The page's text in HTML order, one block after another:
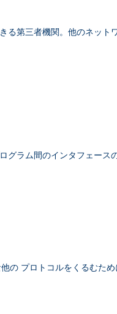
第三者機関。他のネッ
ラム間のインタフェース
の プロトコルをくるむため